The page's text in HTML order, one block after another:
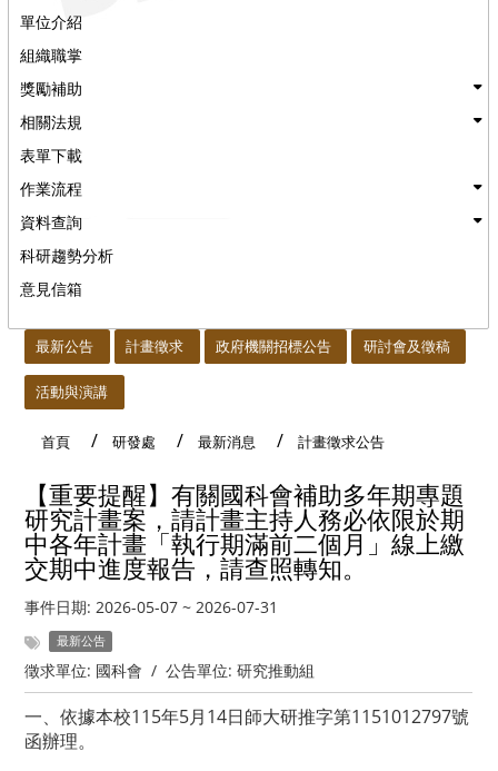
單位介紹
組織職掌
獎勵補助
相關法規
表單下載
作業流程
資料查詢
科研趨勢分析
意見信箱
最新公告 計畫徵求 政府機關招標公告 研討會及徵稿
活動與演講
首頁 研發處 最新消息 計畫徵求公告
【重要提醒】有關國科會補助多年期專題
研究計畫案，請計畫主持人務必依限於期
中各年計畫「執行期滿前二個月」線上繳
交期中進度報告，請查照轉知。
事件日期: 2026-05-07 ~ 2026-07-31
最新公告
徵求單位: 國科會 / 公告單位: 研究推動組
一、依據本校115年5月14日師大研推字第1151012797號
函辦理。